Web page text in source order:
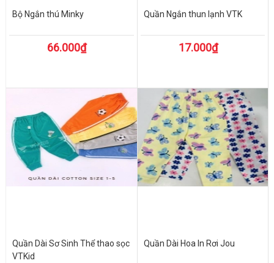
Bộ Ngắn thú Minky
66.000₫
Quần Ngắn thun lạnh VTK
17.000₫
Quần Dài Sơ Sinh Thể thao sọc
VTKid
Quần Dài Hoa In Rơi Jou